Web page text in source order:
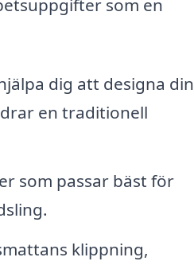
dig att designa din
en traditionell
som passar bäst för
klippning,